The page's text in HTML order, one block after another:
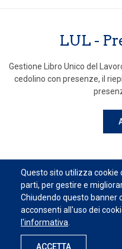
LUL -
Gestione Libro Unico del
cedolino con presenze, il
Privacy policy
Questo sito utilizza cookie
parti, per gestire e
Chiudendo questo banner
acconsenti all'uso dei
l'informativa
ACCETTA